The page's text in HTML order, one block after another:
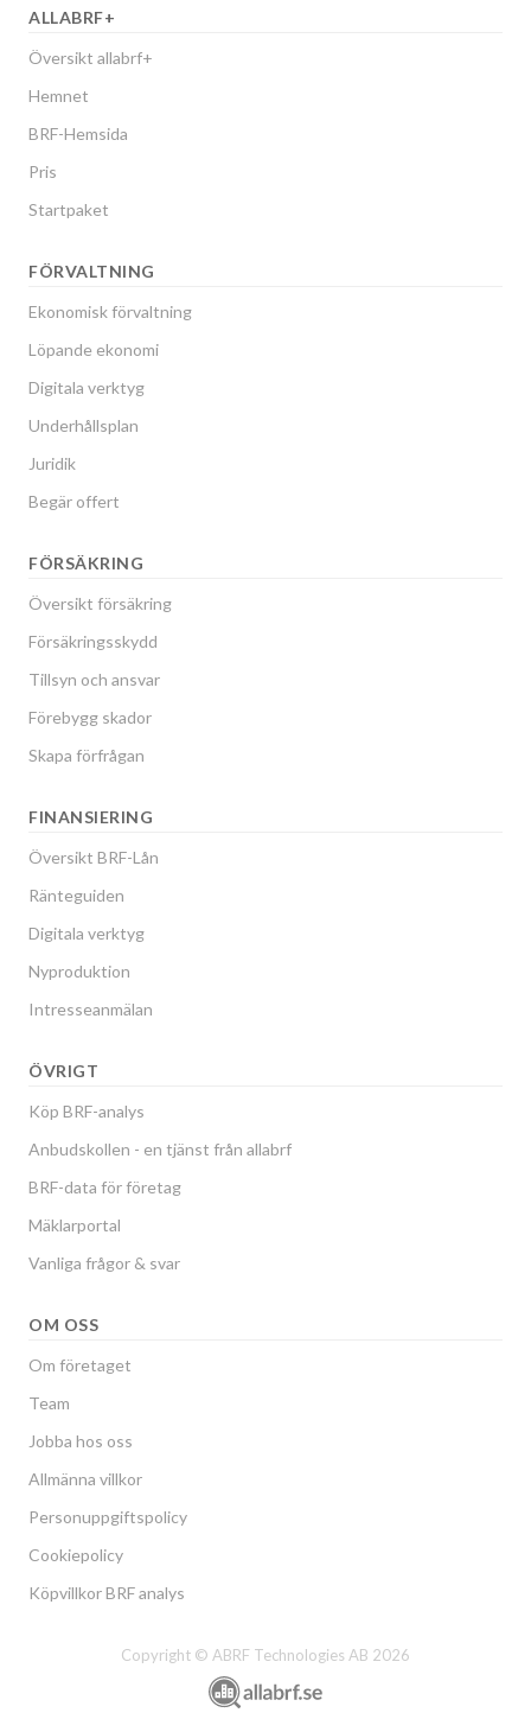
ALLABRF+
Översikt allabrf+
Hemnet
BRF-Hemsida
Pris
Startpaket
FÖRVALTNING
Ekonomisk förvaltning
Löpande ekonomi
Digitala verktyg
Underhållsplan
Juridik
Begär offert
FÖRSÄKRING
Översikt försäkring
Försäkringsskydd
Tillsyn och ansvar
Förebygg skador
Skapa förfrågan
FINANSIERING
Översikt BRF-Lån
Ränteguiden
Digitala verktyg
Nyproduktion
Intresseanmälan
ÖVRIGT
Köp BRF-analys
Anbudskollen - en tjänst från allabrf
BRF-data för företag
Mäklarportal
Vanliga frågor & svar
OM OSS
Om företaget
Team
Jobba hos oss
Allmänna villkor
Personuppgiftspolicy
Cookiepolicy
Köpvillkor BRF analys
Copyright © ABRF Technologies AB 2026